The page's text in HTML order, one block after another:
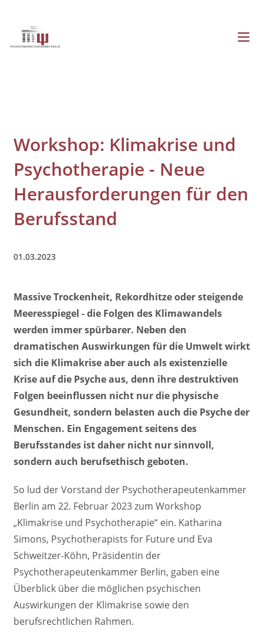
Inhalt
Menü
Workshop: Klimakrise und
Psychotherapie - Neue
Herausforderungen für den
Berufsstand
01.03.2023
Massive Trockenheit, Rekordhitze oder steigende
Meeresspiegel - die Folgen des Klimawandels
werden immer spürbarer. Neben den
dramatischen Auswirkungen für die Umwelt wirkt
sich die Klimakrise aber auch als existenzielle
Krise auf die Psyche aus, denn ihre destruktiven
Folgen beeinflussen nicht nur die physische
Gesundheit, sondern belasten auch die Psyche der
Menschen. Ein Engagement seitens des
Berufsstandes ist daher nicht nur sinnvoll,
sondern auch berufsethisch geboten.
So lud der Vorstand der Psychotherapeutenkammer
Berlin am 22. Februar 2023 zum Workshop
„Klimakrise und Psychotherapie“ ein. Katharina
Simons, Psychotherapists for Future und Eva
Schweitzer-Köhn, Präsidentin der
Psychotherapeutenkammer Berlin, gaben eine
Überblick über die möglichen psychischen
Auswirkungen der Klimakrise sowie den
berufsrechtlichen Rahmen.